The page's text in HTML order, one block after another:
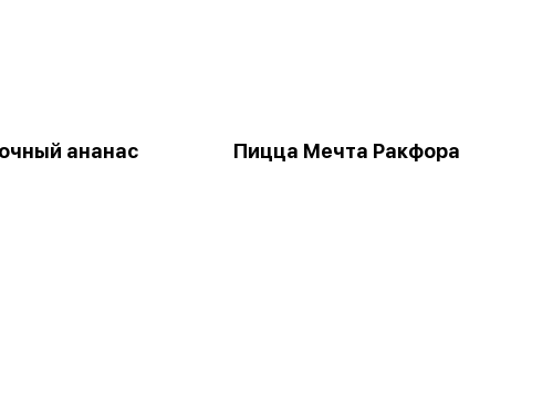
ананас Пицца Мечта Ракфора